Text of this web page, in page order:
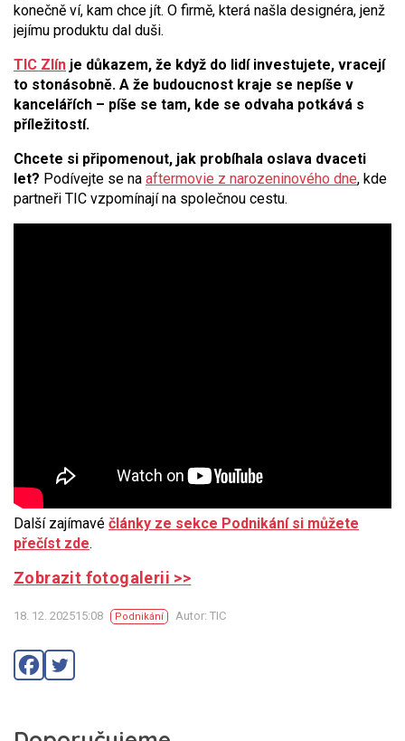
konečně ví, kam chce jít. O firmě, která našla designéra, jenž
jejímu produktu dal duši.
TIC Zlín je důkazem, že když do lidí investujete, vracejí
to stonásobně. A že budoucnost kraje se nepíše v
kancelářích – píše se tam, kde se odvaha potkává s
příležitostí.
Chcete si připomenout, jak probíhala oslava dvaceti
let? Podívejte se na aftermovie z narozeninového dne, kde
partneři TIC vzpomínají na společnou cestu.
Další zajímavé články ze sekce Podnikání si můžete
přečíst zde.
Zobrazit fotogalerii >>
18. 12. 202515:08 Podnikání Autor: TIC